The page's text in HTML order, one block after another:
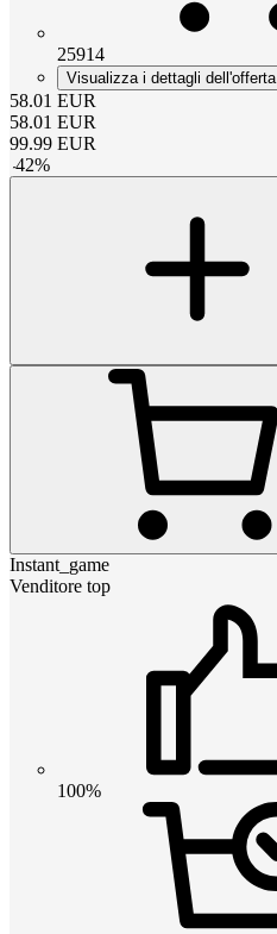
25914
Visualizza i dettagli dell'offerta
58.01 EUR
58.01 EUR
99.99 EUR
-42%
Instant_game
Venditore top
100%